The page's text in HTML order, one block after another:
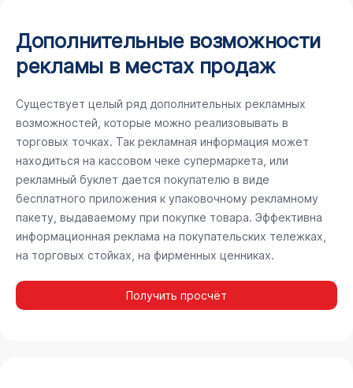
Дополнительные возможности
рекламы в местах продаж
Существует целый ряд дополнительных рекламных
возможностей, которые можно реализовывать в
торговых точках. Так рекламная информация может
находиться на кассовом чеке супермаркета, или
рекламный буклет дается покупателю в виде
бесплатного приложения к упаковочному рекламному
пакету, выдаваемому при покупке товара. Эффективна
информационная реклама на покупательских тележках,
на торговых стойках, на фирменных ценниках.
Получить просчёт